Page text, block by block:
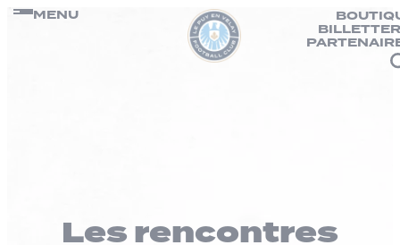
Passer
MENU
Les rencontres
Panneau de gestion des cookies